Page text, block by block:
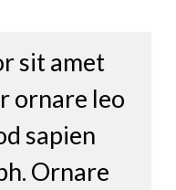
sit amet
ornare leo
sapien
Ornare